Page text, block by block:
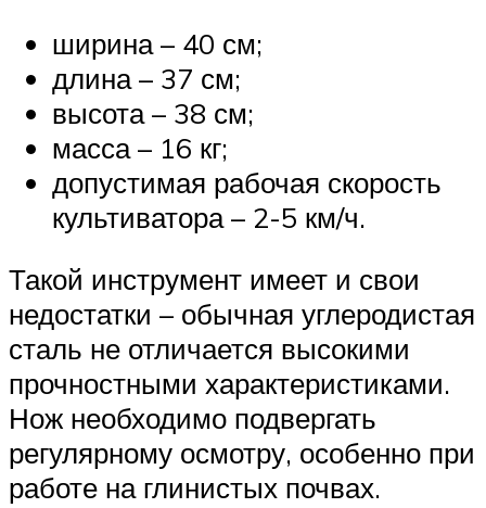
ширина – 40 см;
длина – 37 см;
высота – 38 см;
масса – 16 кг;
допустимая рабочая скорость
культиватора – 2-5 км/ч.
Такой инструмент имеет и свои
недостатки – обычная углеродистая
сталь не отличается высокими
прочностными характеристиками.
Нож необходимо подвергать
регулярному осмотру, особенно при
работе на глинистых почвах.